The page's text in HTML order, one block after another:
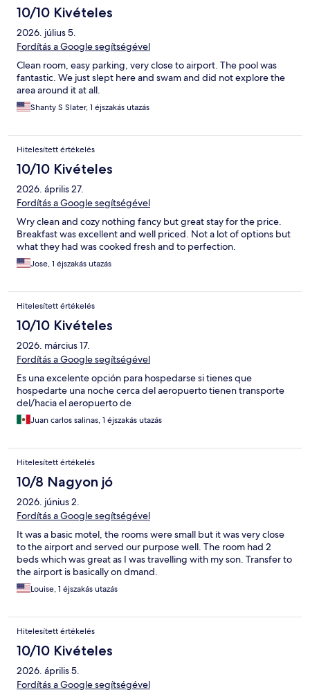
10/10 Kivételes
2026. július 5.
Fordítás a Google segítségével
Clean room, easy parking, very close to airport. The pool was
fantastic. We just slept here and swam and did not explore the
area around it at all.
Shanty S Slater, 1 éjszakás utazás
Hitelesített értékelés
10/10 Kivételes
2026. április 27.
Fordítás a Google segítségével
Wry clean and cozy nothing fancy but great stay for the price.
Breakfast was excellent and well priced. Not a lot of options but
what they had was cooked fresh and to perfection.
Jose, 1 éjszakás utazás
Hitelesített értékelés
10/10 Kivételes
2026. március 17.
Fordítás a Google segítségével
Es una excelente opción para hospedarse si tienes que
hospedarte una noche cerca del aeropuerto tienen transporte
del/hacia el aeropuerto de
Juan carlos salinas, 1 éjszakás utazás
Hitelesített értékelés
10/8 Nagyon jó
2026. június 2.
Fordítás a Google segítségével
It was a basic motel, the rooms were small but it was very close
to the airport and served our purpose well. The room had 2
beds which was great as I was travelling with my son. Transfer to
the airport is basically on dmand.
Louise, 1 éjszakás utazás
Hitelesített értékelés
10/10 Kivételes
2026. április 5.
Fordítás a Google segítségével